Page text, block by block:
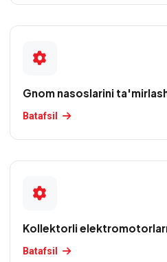
Texnik
ko'rsatish
Tortish
motorlarini
Transformator
ta'mirlash
Transformatorlarni
qayta
Gnom nasoslarini
Batafsil
Kollektorli
Batafsil